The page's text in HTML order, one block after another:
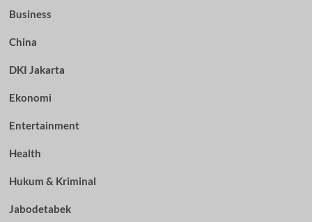
Business
China
DKI Jakarta
Ekonomi
Entertainment
Health
Hukum & Kriminal
Jabodetabek